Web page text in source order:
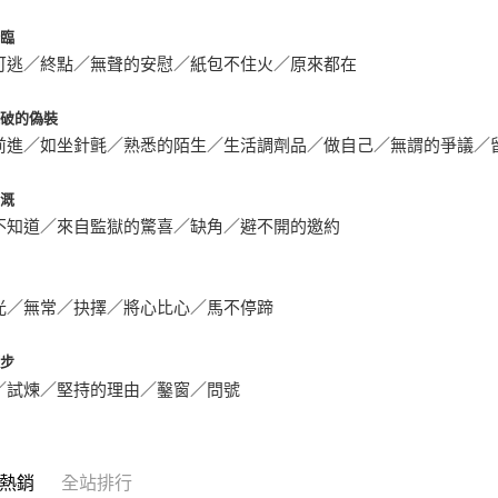
逃／終點／無聲的安慰／紙包不住火／原來都在
的偽裝
進／如坐針氈／熟悉的陌生／生活調劑品／做自己／無謂的爭議／
知道／來自監獄的驚喜／缺角／避不開的邀約
／無常／抉擇／將心比心／馬不停蹄
試煉／堅持的理由／鑿窗／問號
銷 全站排行